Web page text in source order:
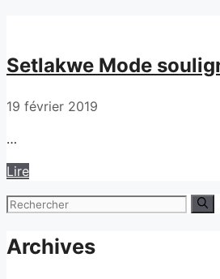
Setlakwe Mode
19 février 2019
…
Lire
Rechercher :
Archives